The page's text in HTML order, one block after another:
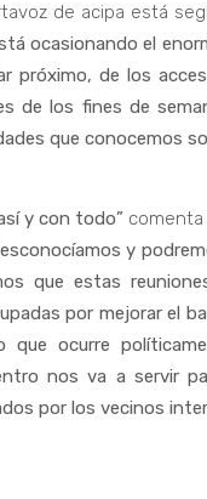
de acipa está
ocasionando el
próximo, de los
de los fines de
que conocemos
y con todo” comenta
y
que estas
por mejorar el
que ocurre
nos va a servir
por los vecinos